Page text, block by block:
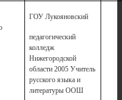
ГОУ Лукояновский
педагогический
колледж
Нижегородской
области 2005 Учитель
русского языка и
литературы ООШ